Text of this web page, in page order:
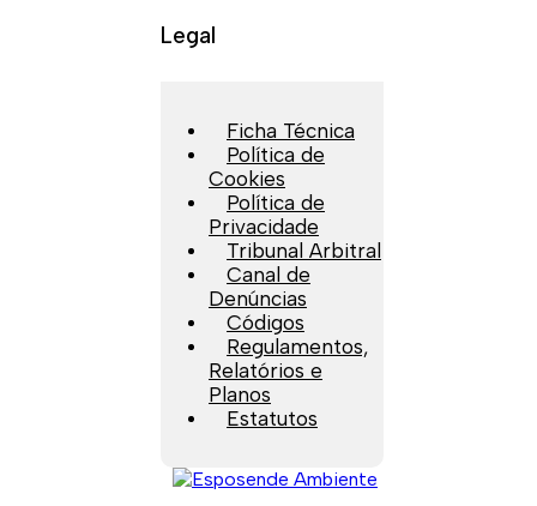
Legal
Ficha Técnica
Política de
Cookies
Política de
Privacidade
Tribunal Arbitral
Canal de
Denúncias
Códigos
Regulamentos,
Relatórios e
Planos
Estatutos